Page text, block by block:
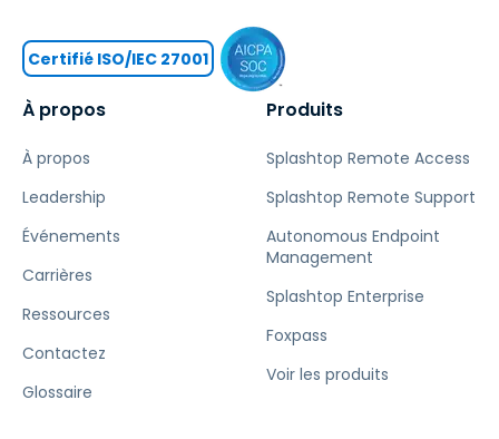
À propos
À propos
Leadership
Événements
Carrières
Ressources
Contactez
Glossaire
Produits
Splashtop Remote Access
Splashtop Remote Support
Autonomous Endpoint
Management
Splashtop Enterprise
Foxpass
Voir les produits
Certifié ISO/IEC 27001